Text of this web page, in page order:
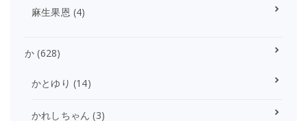
麻生果恩 (4)
か (628)
かとゆり (14)
かれしちゃん (3)